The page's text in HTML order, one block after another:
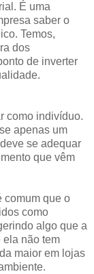
É uma
saber o
Temos,
dos
de inverter
como indivíduo.
apenas um
se adequar
que vêm
comum que o
como
algo que a
ela não tem
maior em lojas